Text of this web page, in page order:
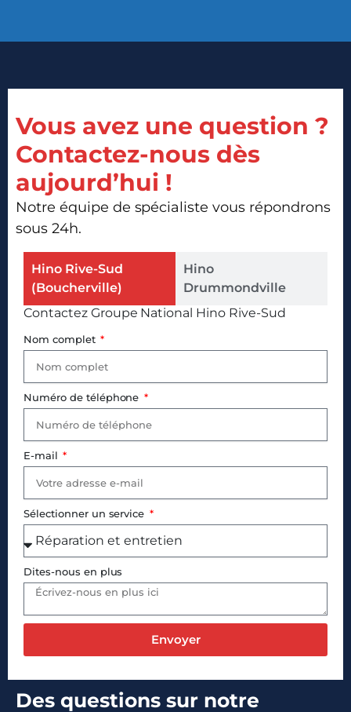
Vous avez une question ?
Contactez-nous dès
aujourd’hui !
Notre équipe de spécialiste vous répondrons
sous 24h.
Hino Rive-Sud
(Boucherville)
Hino
Drummondville
Contactez Groupe National Hino Rive-Sud
Nom complet
Numéro de téléphone
E-mail
Sélectionner un service
Dites-nous en plus
Envoyer
Des questions sur notre